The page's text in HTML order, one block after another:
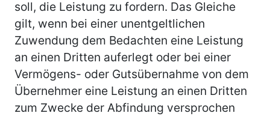
soll, die Leistung zu fordern. Das Gleiche
gilt, wenn bei einer unentgeltlichen
Zuwendung dem Bedachten eine Leistung
an einen Dritten auferlegt oder bei einer
Vermögens- oder Gutsübernahme von dem
Übernehmer eine Leistung an einen Dritten
zum Zwecke der Abfindung versprochen